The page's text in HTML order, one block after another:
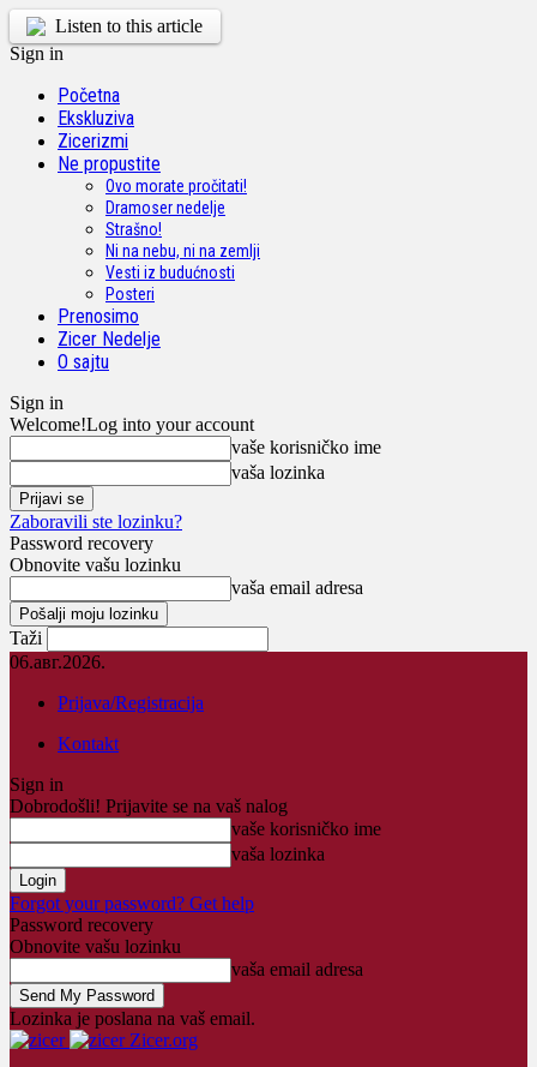
Listen to this article
Sign in
Početna
Ekskluziva
Zicerizmi
Ne propustite
Ovo morate pročitati!
Dramoser nedelje
Strašno!
Ni na nebu, ni na zemlji
Vesti iz budućnosti
Posteri
Prenosimo
Zicer Nedelje
O sajtu
Sign in
Welcome!Log into your account
vaše korisničko ime
vaša lozinka
Zaboravili ste lozinku?
Password recovery
Obnovite vašu lozinku
vaša email adresa
Taži
06.авг.2026.
Prijava/Registracija
Kontakt
Sign in
Dobrodošli! Prijavite se na vaš nalog
vaše korisničko ime
vaša lozinka
Forgot your password? Get help
Password recovery
Obnovite vašu lozinku
vaša email adresa
Lozinka je poslana na vaš email.
Zicer.org